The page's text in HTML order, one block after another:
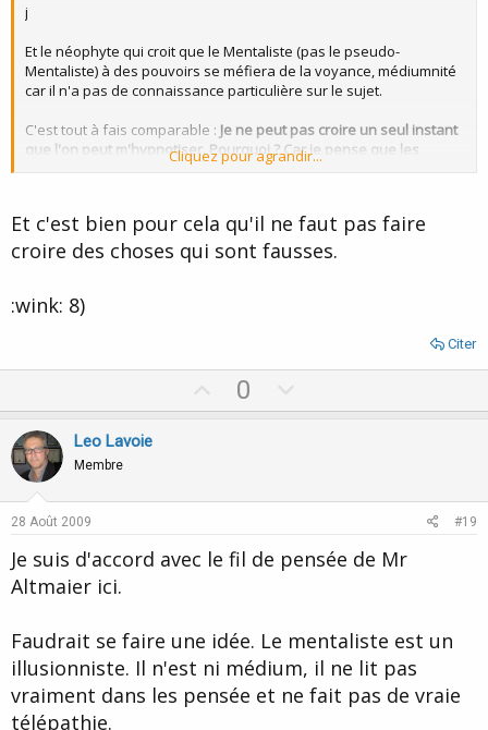
j
Et le néophyte qui croit que le Mentaliste (pas le pseudo-
Mentaliste) à des pouvoirs se méfiera de la voyance, médiumnité
car il n'a pas de connaissance particulière sur le sujet.
C'est tout à fais comparable : Je ne peut pas croire un seul instant
que l'on peut m'hypnotiser. Pourquoi ? Car je pense que les
hypnotiseurs sont des charlatans
(c'est un exemple) .
Cliquez pour agrandir...
Et c'est bien pour cela qu'il ne faut pas faire
croire des choses qui sont fausses.
:wink: 8)
Citer
p
t
0
o
v
e
Leo Lavoie
Membre
28 Août 2009 #19
Je suis d'accord avec le fil de pensée de Mr
Altmaier ici.
Faudrait se faire une idée. Le mentaliste est un
illusionniste. Il n'est ni médium, il ne lit pas
vraiment dans les pensée et ne fait pas de vraie
télépathie.